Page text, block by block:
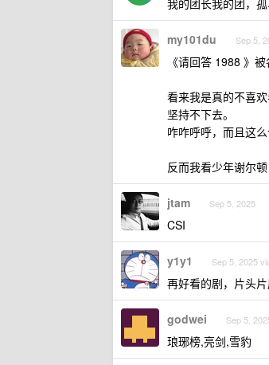
我的团长我的团，
my101du Sep 5,
《请回答 1988 》
看来我是真的不喜
坚持不下去。
咋咋呼呼，而且这
反而我看少年谢尔
jtam Sep 5, 2025
CSI
y1y1 Sep 5, 2025
再好看的剧，片头
godwei Sep 5,
琅琊榜,亮剑,雪豹